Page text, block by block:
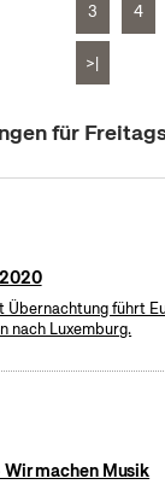
3 4
>|
für
Übernachtung führt
nach Luxemburg.
Wir machen Musik